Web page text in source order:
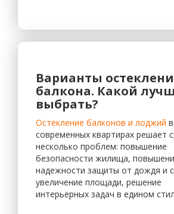
Варианты
балкона. Какой
выбрать?
Остекление балконов и лоджий в
современных квартирах решает
несколько проблем: повышение
безопасности жилища,
надежности защиты от дождя и
увеличение площади, решение
интерьерных задач в едином